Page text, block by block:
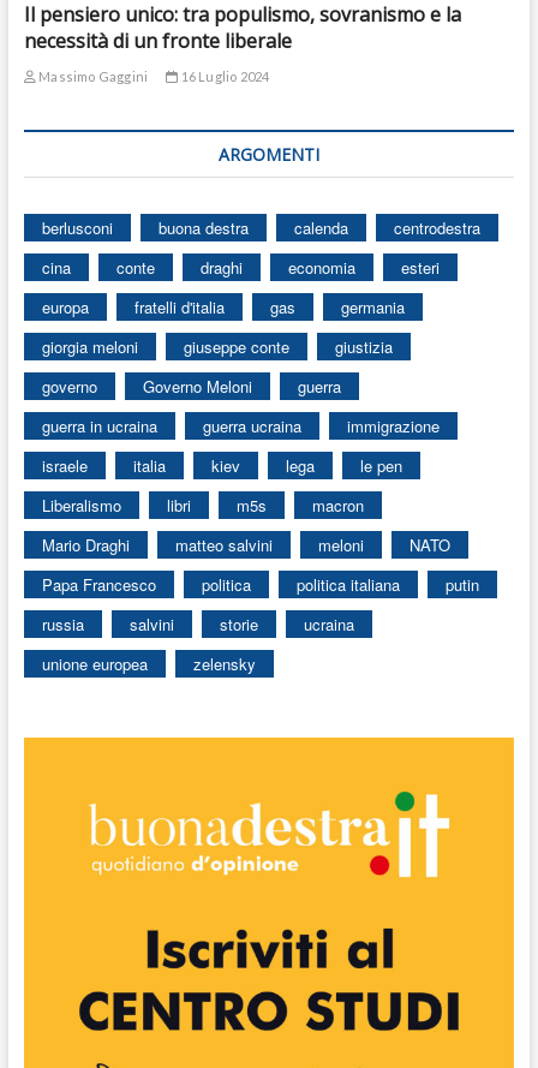
Il pensiero unico: tra populismo, sovranismo e la
necessità di un fronte liberale
Massimo Gaggini 16 Luglio 2024
ARGOMENTI
berlusconi buona destra calenda
centrodestra
cina
conte draghi economia
esteri
europa
fratelli d'italia gas
germania
giorgia meloni
giuseppe conte
giustizia
governo
Governo Meloni
guerra
guerra in ucraina
guerra ucraina
immigrazione
israele
italia kiev lega
le pen
Liberalismo
libri m5s
macron
Mario Draghi
matteo salvini meloni
NATO
Papa Francesco
politica politica italiana
putin
russia
salvini storie
ucraina
unione europea
zelensky